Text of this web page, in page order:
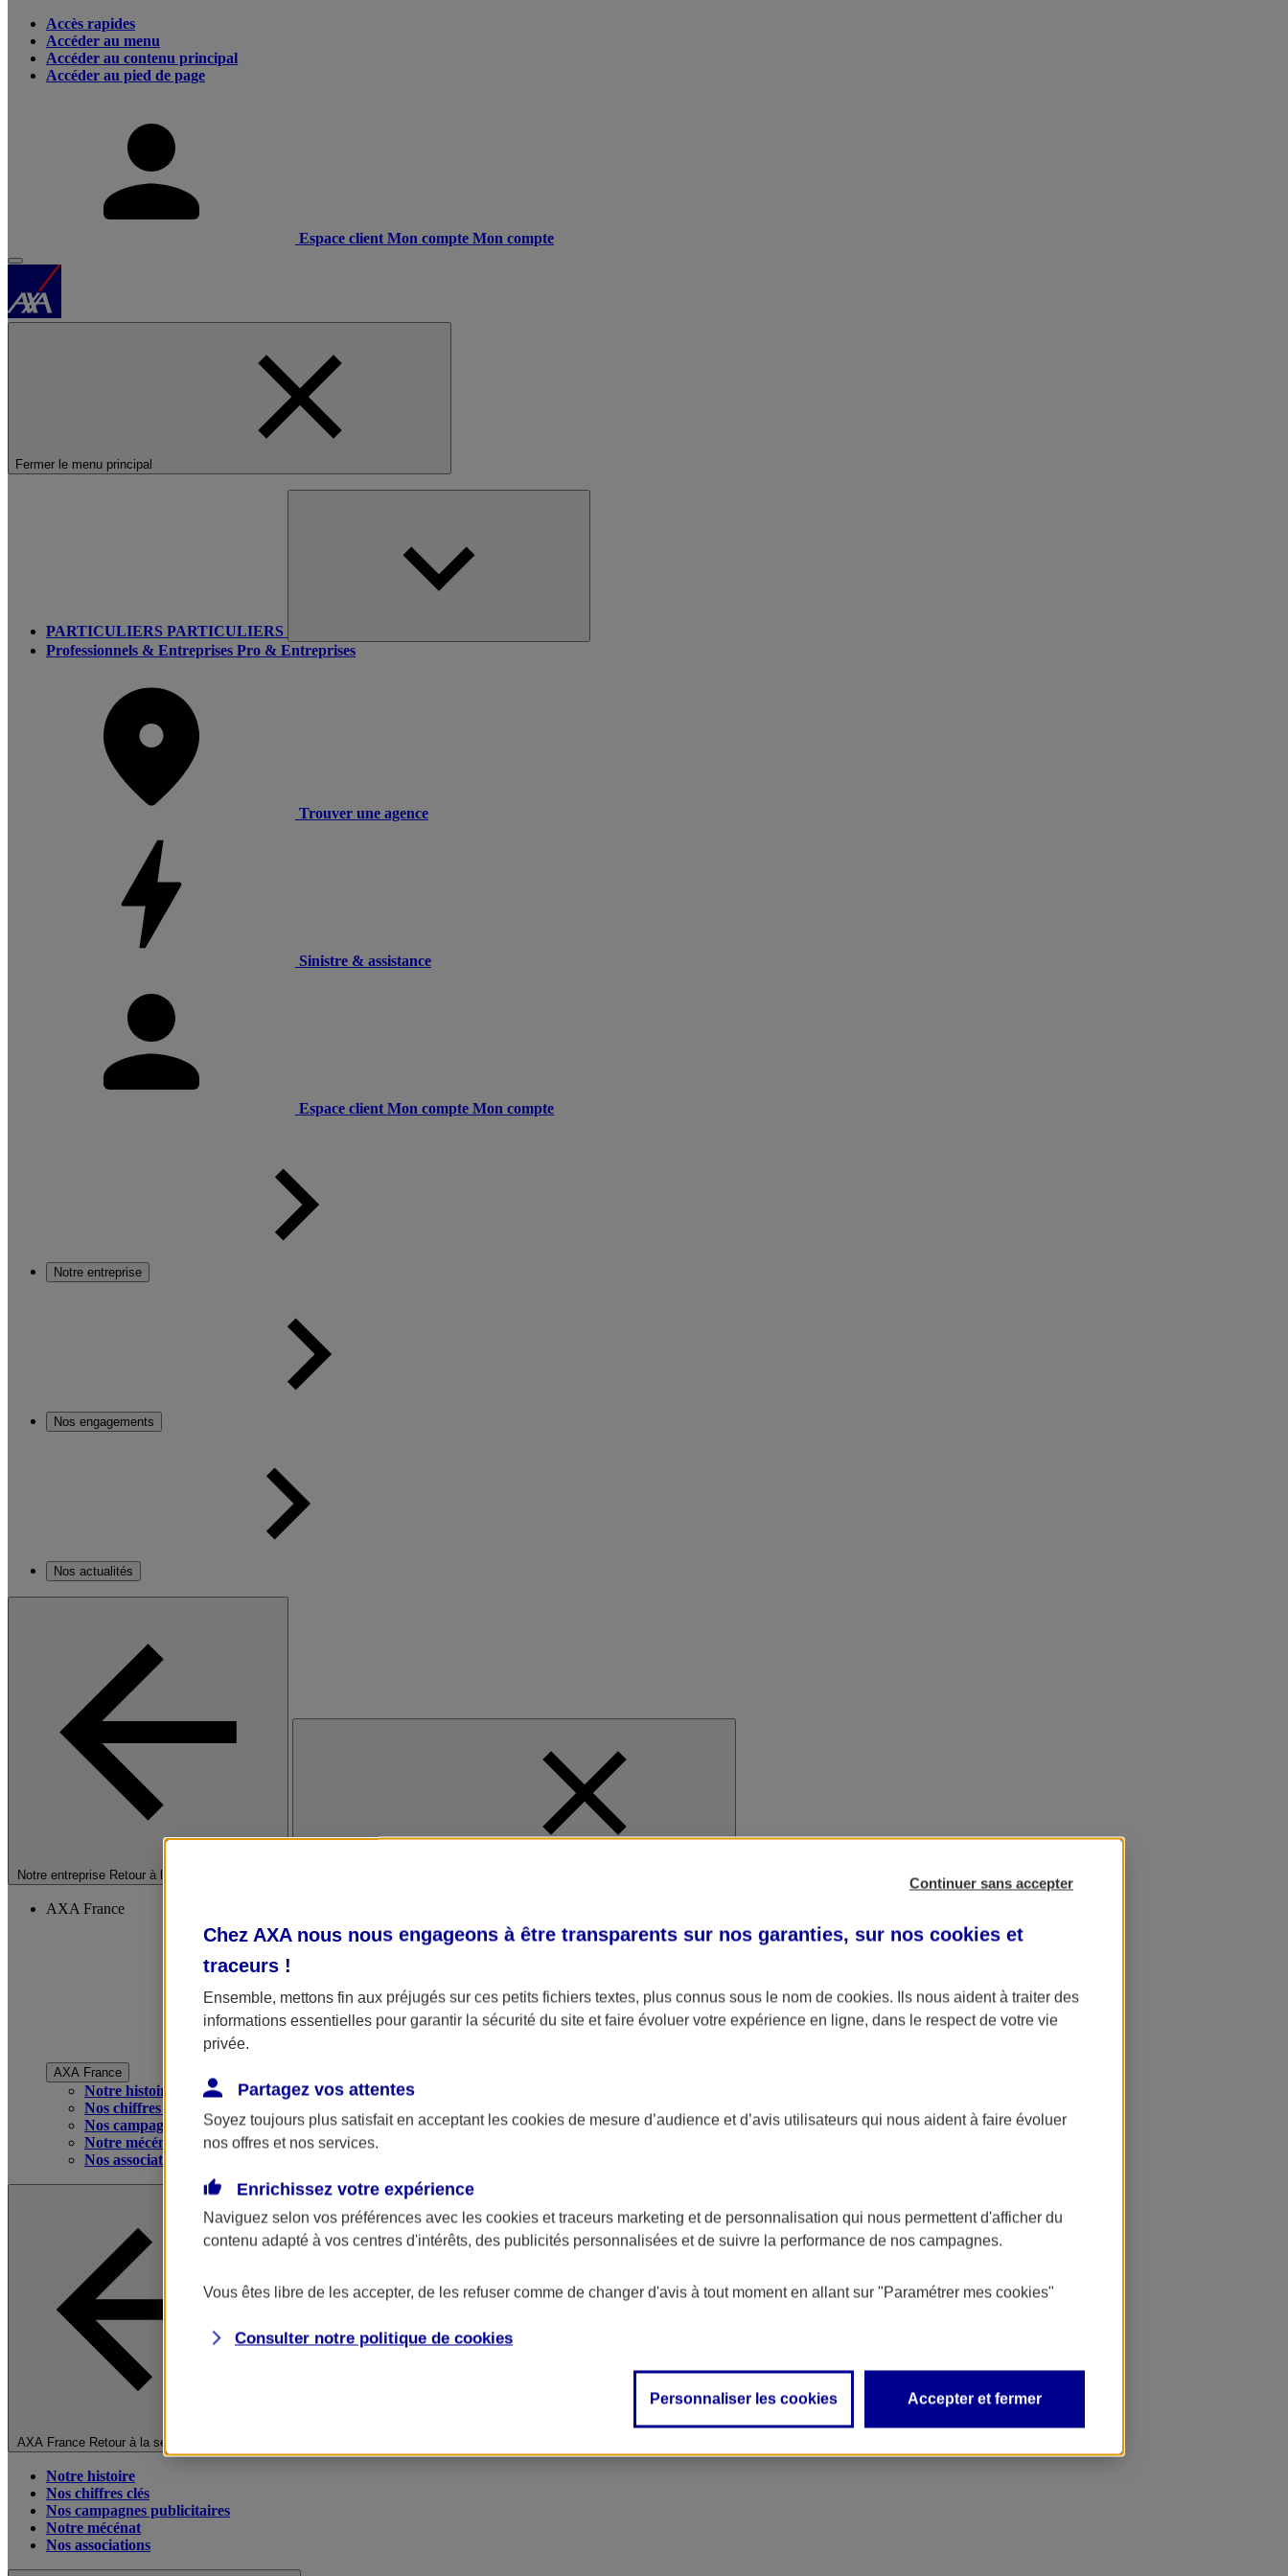
Accès rapides
Accéder au menu
Accéder au contenu principal
Accéder au pied de page
Espace client Mon compte Mon compte
Fermer le menu principal
PARTICULIERS PARTICULIERS
Professionnels & Entreprises Pro & Entreprises
Trouver une agence
Sinistre & assistance
Espace client Mon compte Mon compte
Notre entreprise
Nos engagements
Nos actualités
Notre entreprise Retour à la section précédente
AXA France
AXA France
Notre histoire
Nos chiffres clés
Nos campagnes publicitaires
Notre mécénat
Nos associations
AXA France Retour à la section précédente
Notre histoire
Nos chiffres clés
Nos campagnes publicitaires
Notre mécénat
Nos associations
Continuer sans accepter
Chez AXA nous nous engageons à être transparents sur nos garanties, sur nos cookies et
traceurs !
Ensemble, mettons fin aux préjugés sur ces petits fichiers textes, plus connus sous le nom de cookies. Ils nous aident à traiter des
informations essentielles pour garantir la sécurité du site et faire évoluer votre expérience en ligne, dans le respect de votre vie
privée.
Partagez vos attentes
Soyez toujours plus satisfait en acceptant les cookies de mesure d’audience et d’avis utilisateurs qui nous aident à faire évoluer
nos offres et nos services.
Enrichissez votre expérience
Naviguez selon vos préférences avec les cookies et traceurs marketing et de personnalisation qui nous permettent d'afficher du
contenu adapté à vos centres d'intérêts, des publicités personnalisées et de suivre la performance de nos campagnes.
Vous êtes libre de les accepter, de les refuser comme de changer d'avis à tout moment en allant sur "Paramétrer mes cookies"
Consulter notre politique de cookies
Personnaliser les cookies Accepter et fermer